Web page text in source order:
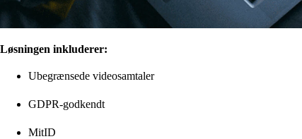
Løsningen inkluderer:
Ubegrænsede videosamtaler
GDPR-godkendt
MitID